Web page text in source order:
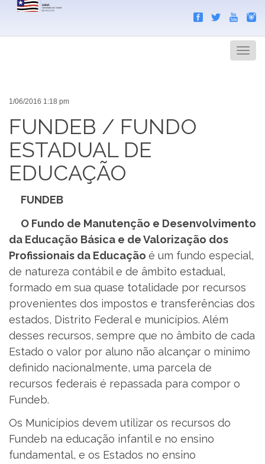
Menu
1/06/2016 1:18 pm
FUNDEB / FUNDO
ESTADUAL DE
EDUCAÇÃO
FUNDEB
O Fundo de Manutenção e Desenvolvimento
da Educação Básica e de Valorização dos
Profissionais da Educação é um fundo especial,
de natureza contábil e de âmbito estadual,
formado em sua quase totalidade por recursos
provenientes dos impostos e transferências dos
estados, Distrito Federal e municípios. Além
desses recursos, sempre que no âmbito de cada
Estado o valor por aluno não alcançar o mínimo
definido nacionalmente, uma parcela de
recursos federais é repassada para compor o
Fundeb.
Os Municípios devem utilizar os recursos do
Fundeb na educação infantil e no ensino
fundamental, e os Estados no ensino